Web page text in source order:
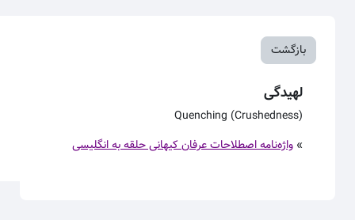
بازگشت
لهیدگی
Quenching (Crushedness)
» واژه‌نامه اصطلاحات عرفان کیهانی حلقه به انگلیسی